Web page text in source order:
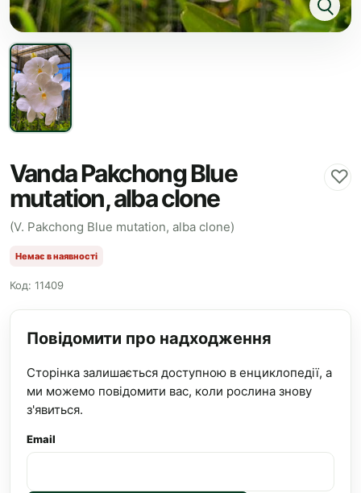
Vanda Pakchong Blue
mutation, alba clone
♡
(V. Pakchong Blue mutation, alba clone)
Немає в наявності
Код: 11409
Повідомити про надходження
Сторінка залишається доступною в енциклопедії, а
ми можемо повідомити вас, коли рослина знову
з'явиться.
Email